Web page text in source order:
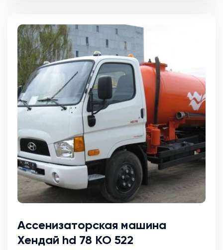
Ассенизаторская машина
Хендай hd 78 КО 522